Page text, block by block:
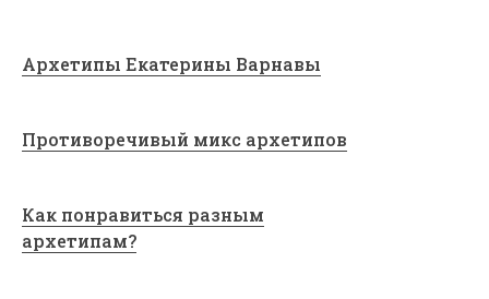
Архетипы Екатерины Варнавы
Противоречивый микс архетипов
Как понравиться разным
архетипам?